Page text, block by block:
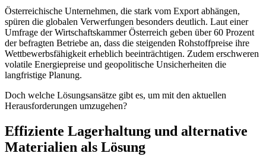
Österreichische Unternehmen, die stark vom Export abhängen,
spüren die globalen Verwerfungen besonders deutlich. Laut einer
Umfrage der Wirtschaftskammer Österreich geben über 60 Prozent
der befragten Betriebe an, dass die steigenden Rohstoffpreise ihre
Wettbewerbsfähigkeit erheblich beeinträchtigen. Zudem erschweren
volatile Energiepreise und geopolitische Unsicherheiten die
langfristige Planung.
Doch welche Lösungsansätze gibt es, um mit den aktuellen
Herausforderungen umzugehen?
Effiziente Lagerhaltung und alternative
Materialien als Lösung